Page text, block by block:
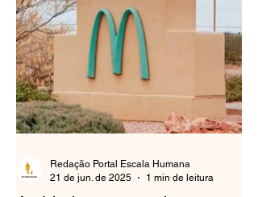
Redação Portal Escala Humana
21 de jun. de 2025
1 min de leitura